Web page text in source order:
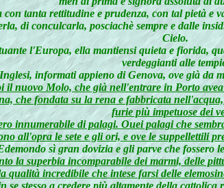
con tanta rettitudine e prudenza, con tal pietà
di conculcarla, posciachè sempre e dalle
Cielo.
l'Europa, ella mantiensi quieta e fiorida,
verdeggianti alle
informati appieno di Genova, ove già
il nuovo Molo, che già nell'entrare in Porto
che fondata su la rena e fabbricata
furie più impetuose dei
innumerabile di palagi. Ouei palagi che
all'opra le sete e gli ori, e ove le suppellettili
sì gran dovizia e gli parve che fossero
la superbia incomparabile dei marmi, delle
qualità incredibile che intese farsi delle
stesso a credere più altamente della